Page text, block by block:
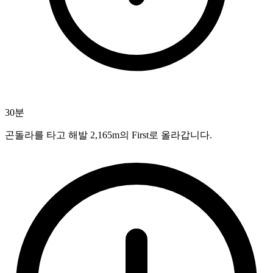
30분
곤돌라를 타고 해발 2,165m의 First로 올라갑니다.